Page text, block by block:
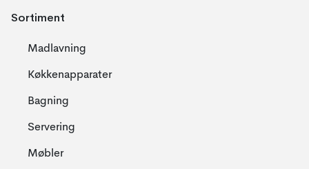
Sortiment
Madlavning
Køkkenapparater
Bagning
Servering
Møbler